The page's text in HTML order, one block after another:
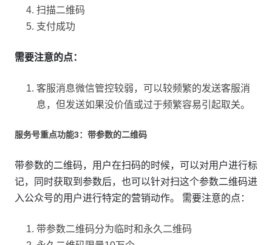
扫描二维码
支付成功
需要注意的点：
客服消息微信管控较弱，可以较频繁的发送客服消
息，但发送如果没价值或过于频繁容易引起取关。
服务号重点功能3：带参数的二维码
带参数的二维码，用户在扫码的时候，可以对用户进行标
记，同时获取到参数后，也可以针对扫这个参数二维码进
入公众号的用户进行特定的营销动作。 需要注意的点：
带参数二维码分为临时和永久二维码